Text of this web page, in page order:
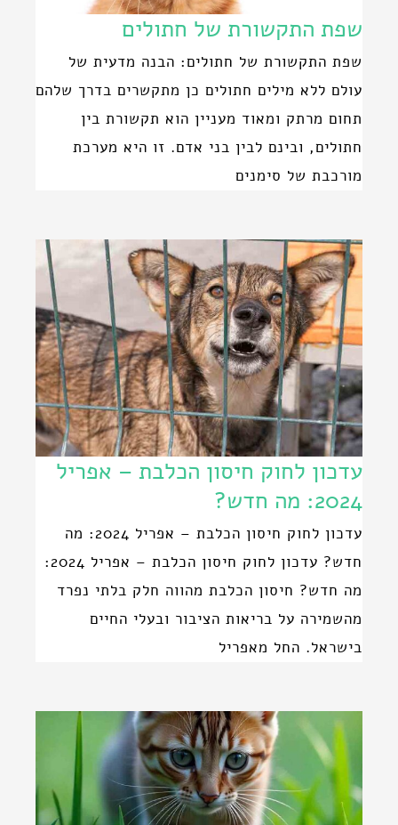
שפת התקשורת של חתולים
שפת התקשורת של חתולים: הבנה מדעית של
עולם ללא מילים חתולים כן מתקשרים בדרך שלהם
תחום מרתק ומאוד מעניין הוא תקשורת בין
חתולים, ובינם לבין בני אדם. זו היא מערכת
מורכבת של סימנים
עדכון לחוק חיסון הכלבת – אפריל
2024: מה חדש?
עדכון לחוק חיסון הכלבת – אפריל 2024: מה
חדש? עדכון לחוק חיסון הכלבת – אפריל 2024:
מה חדש? חיסון הכלבת מהווה חלק בלתי נפרד
מהשמירה על בריאות הציבור ובעלי החיים
בישראל. החל מאפריל